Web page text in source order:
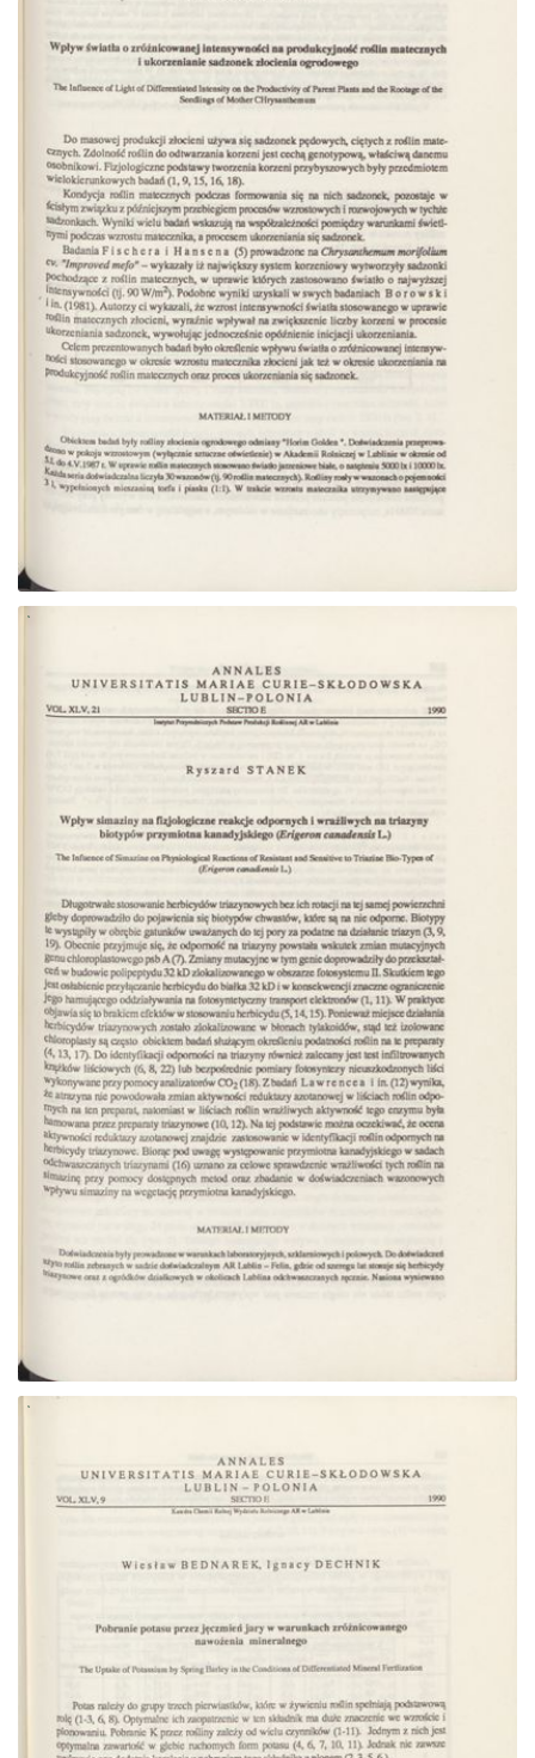
Przejdź do zbioru
Przejdź do zbioru